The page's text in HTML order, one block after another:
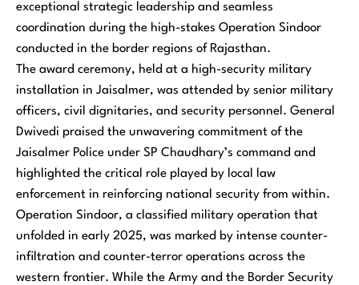
exceptional strategic leadership and seamless
coordination during the high-stakes Operation Sindoor
conducted in the border regions of Rajasthan.
The award ceremony, held at a high-security military
installation in Jaisalmer, was attended by senior military
officers, civil dignitaries, and security personnel. General
Dwivedi praised the unwavering commitment of the
Jaisalmer Police under SP Chaudhary’s command and
highlighted the critical role played by local law
enforcement in reinforcing national security from within.
Operation Sindoor, a classified military operation that
unfolded in early 2025, was marked by intense counter-
infiltration and counter-terror operations across the
western frontier. While the Army and the Border Security